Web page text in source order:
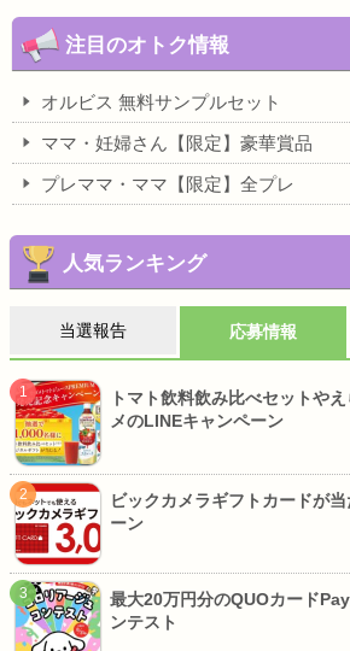
注目のオトク情報
オルビス 無料サンプルセット
ママ・妊婦さん【限定】豪華賞品
プレママ・ママ【限定】全プレ
人気ランキング
当選報告 応募情報
トマト飲料飲み比べセットや
メのLINEキャンペーン
ビックカメラギフトカードが
ーン
最大20万円分のQUOカード
ンテスト